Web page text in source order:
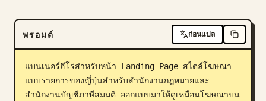
ดาวน์โหลด
บล็อก
พรอมต์ ก่อนแปล
แบนเนอร์ฮีโร่สำหรับหน้า Landing Page สไตล์โฆษณา
แบบรายการของญี่ปุ่นสำหรับสำนักงานกฎหมายและ
สำนักงานบัญชีภาษีสมมติ ออกแบบมาให้ดูเหมือนโฆษณาบน